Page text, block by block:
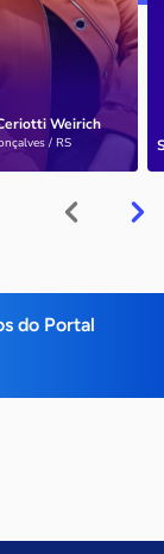
Weirich
/ RS
do Portal